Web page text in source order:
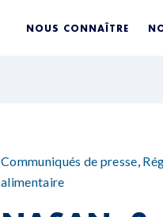
NOUS CONNAÎTRE
Communiqués de presse,
alimentaire